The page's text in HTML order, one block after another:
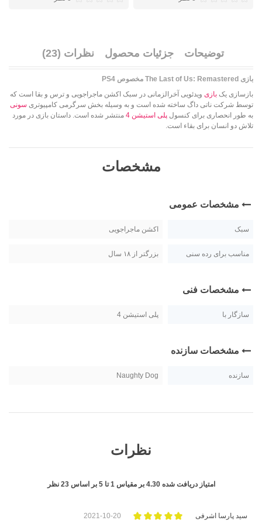
توضیحات جزئیات محصول نظرات (23)
بازی The Last of Us: Remastered مخصوص PS4
بازسازی یک بازی ویدئویی آخرالزمانی در سبک اکشن ماجراجویی و ترس و بقا است که
توسط شرکت ناتی داگ ساخته شده است و به وسیله بخش سرگرمی کامپیوتری سونی
به طور انحصاری برای کنسول پلی استیشن 4
منتشر شده است. داستان بازی در مورد
تلاش دو انسان برای بقاء است.
مشخصات
مشخصات عمومی
سبک اکشن ماجراجویی
مناسب برای رده سنی بزرگتر از ۱۸ سال
مشخصات فنی
سازگار با پلی استیشن 4
مشخصات سازنده
سازنده Naughty Dog
نظرات
امتیاز دریافت شده4.30 بر مقیاس1تا5 بر اساس23 نظر
سید پارسا اشرفی 2021-10-20